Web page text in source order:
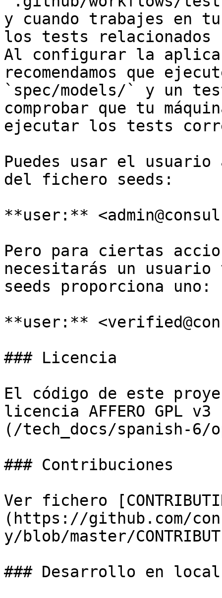
y cuando trabajes en tu
los tests
Al configurar la
recomendamos que
`spec/models/` y un
comprobar que tu
ejecutar los tests
Puedes usar el
del fichero seeds:
**user:**
Pero para ciertas
necesitarás un
seeds proporciona uno:
**user:**
### Licencia
El código de este
licencia AFFERO GPL
(/tech_docs/spanish-6/
### Contribuciones
Ver fichero
(https://github.com/
y/blob/master/
### Desarrollo en local